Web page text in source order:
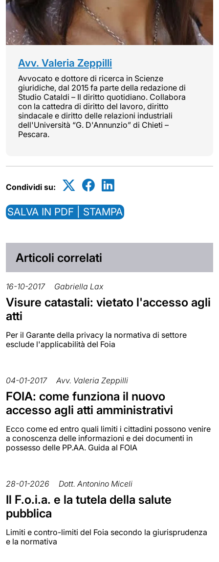
Avv. Valeria Zeppilli
Avvocato e dottore di ricerca in Scienze
giuridiche, dal 2015 fa parte della redazione di
Studio Cataldi – Il diritto quotidiano. Collabora
con la cattedra di diritto del lavoro, diritto
sindacale e diritto delle relazioni industriali
dell'Università “G. D'Annunzio” di Chieti –
Pescara.
Condividi su:
SALVA IN PDF | STAMPA
Articoli correlati
16-10-2017 Gabriella Lax
Visure catastali: vietato l'accesso agli
atti
Per il Garante della privacy la normativa di settore
esclude l'applicabilità del Foia
04-01-2017 Avv. Valeria Zeppilli
FOIA: come funziona il nuovo
accesso agli atti amministrativi
Ecco come ed entro quali limiti i cittadini possono venire
a conoscenza delle informazioni e dei documenti in
possesso delle PP.AA. Guida al FOIA
28-01-2026 Dott. Antonino Miceli
Il F.o.i.a. e la tutela della salute
pubblica
Limiti e contro-limiti del Foia secondo la giurisprudenza
e la normativa